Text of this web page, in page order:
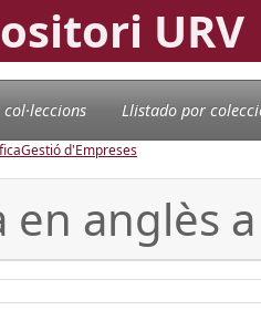
URV
Llistado por
Gestió d'Empreses
en anglès